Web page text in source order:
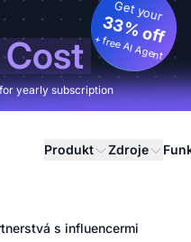
Get your
33% off
+ free AI Agent
for yearly subscription
Produkt Zdroje
s influencermi